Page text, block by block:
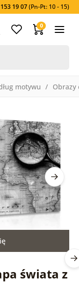
19 07(Pn-Pt: 10 - 15)
0
motywu Obrazy
świata z